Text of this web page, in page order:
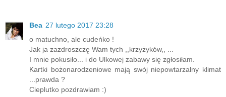
Bea 27 lutego 2017 23:28
o matuchno, ale cudeńko !
Jak ja zazdroszczę Wam tych ,,krzyżyków,, ...
I mnie pokusiło... i do Ulkowej zabawy się zgłosiłam.
Kartki bożonarodzeniowe mają swój niepowtarzalny klimat
...prawda ?
Cieplutko pozdrawiam :)